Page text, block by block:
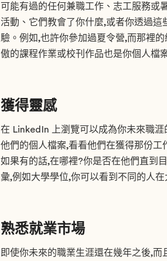
可能有過的任何兼職工作、志工服務或
活動、它們教會了你什麼,或者你透過
驗。例如,也許你參加過夏令營,而那裡
傲的課程作業或校刊作品也是你個人檔
獲得靈感
在 LinkedIn 上瀏覽可以成為你未來職
他們的個人檔案,看看他們在獲得那份
如果有的話,在哪裡?你是否在他們直到
彙,例如大學學位,你可以看到不同的人
熟悉就業市場
即使你未來的職業生涯還在幾年之後,